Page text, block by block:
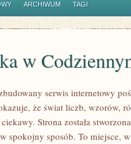
ARCHIWUM TAGI
w
serwis internetowy
że świat liczb, wzorów,
Strona została
spokojny sposób. To miejsce,